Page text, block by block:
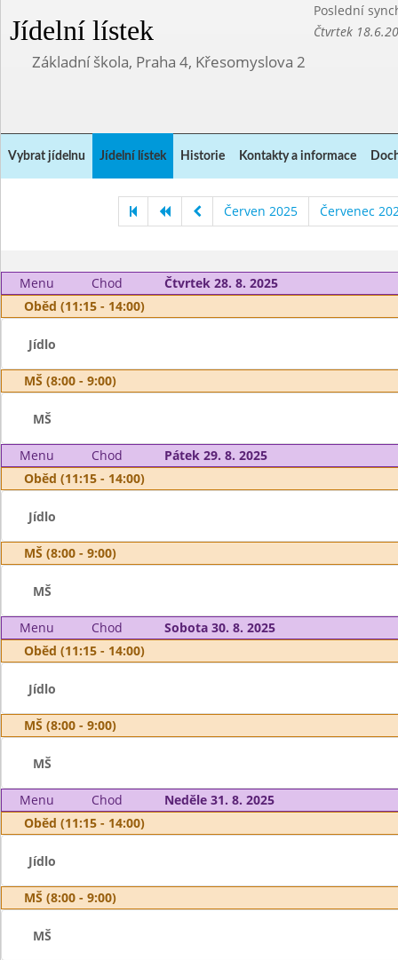
Jídelní lístek
Poslední
Čtvrtek
Základní škola, Praha 4, Křesomyslova 2
Vybrat jídelnu Jídelní lístek Historie Kontakty a informace
Červen 2025 Červenec
Menu Chod
Čtvrtek 28. 8. 2025
Oběd (11:15 - 14:00)
Jídlo
MŠ (8:00 - 9:00)
MŠ
Menu Chod
Pátek 29. 8. 2025
Oběd (11:15 - 14:00)
Jídlo
MŠ (8:00 - 9:00)
MŠ
Menu Chod
Sobota 30. 8. 2025
Oběd (11:15 - 14:00)
Jídlo
MŠ (8:00 - 9:00)
MŠ
Menu Chod
Neděle 31. 8. 2025
Oběd (11:15 - 14:00)
Jídlo
MŠ (8:00 - 9:00)
MŠ